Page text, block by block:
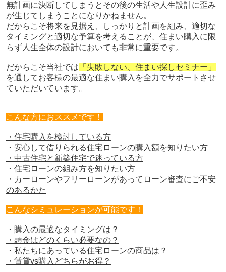
無計画に決断してしまうとその後の生活や人生設計に歪み
が生じてしまうことになりかねません。
だからこそ将来を見据え、しっかりと計画を組み、適切な
タイミングと適切な予算を考えることが、住まい購入に限
らず人生全体の設計においても非常に重要です。
だからこそ当社では 「失敗しない、住まい探しセミナー」
を通してお客様の最適な住まい購入を全力でサポートさせ
ていただいています。
こんな方におススメです！
・住宅購入を検討している方
・安心して借りられる住宅ローンの購入額を知りたい方
・中古住宅と新築住宅で迷っている方
・住宅ローンの組み方を知りたい方
・カーローンやフリーローンがあってローン審査にご不安
のあるかた
こんなシミュレーションが可能です！
・購入の最適なタイミングは？
・頭金はどのくらい必要なの？
・私たちにあっている住宅ローンの商品は？
・賃貸vs購入どちらがお得？